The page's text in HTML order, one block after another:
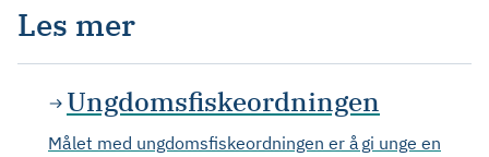
Les mer
Ungdomsfiskeordningen
Målet med ungdomsfiskeordningen er å gi unge en